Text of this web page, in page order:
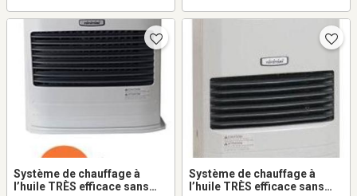
Système de chauffage à
l’huile TRÈS efficace sans
Système de chauffage à
l’huile TRÈS efficace sans